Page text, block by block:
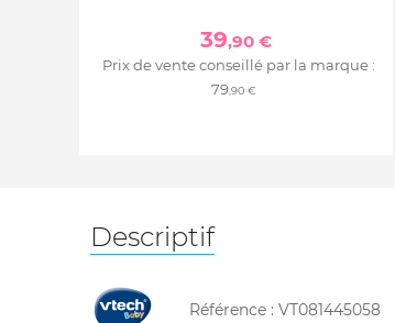
39,90 €
Prix de vente conseillé par la marque :
79,90 €
Descriptif
Référence : VT081445058